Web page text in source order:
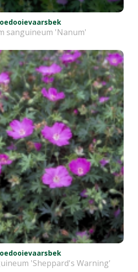
sanguineum 'Nanum'
'Sheppard's Warning'